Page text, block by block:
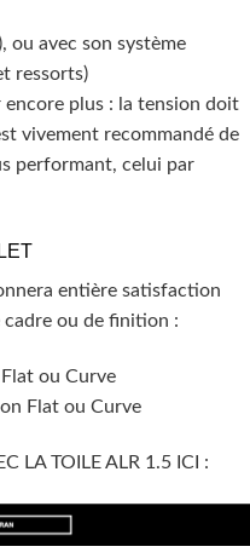
ou avec son système
ressorts)
plus : la tension doit
vivement recommandé de
performant, celui par
entière satisfaction
cadre ou de finition :
ou Curve
Flat ou Curve
LA TOILE ALR 1.5 ICI :